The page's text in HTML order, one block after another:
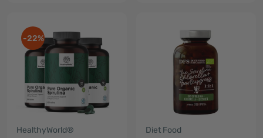
-22%
HealthyWorld® Diet Food